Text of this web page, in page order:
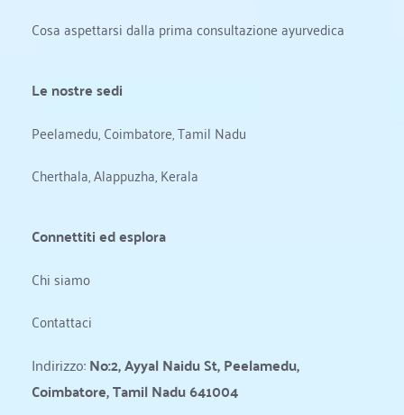
Cosa aspettarsi dalla prima consultazione ayurvedica
Le nostre sedi
Peelamedu, Coimbatore, Tamil Nadu
Cherthala, Alappuzha, Kerala
Connettiti ed esplora
Chi siamo
Contattaci
Indirizzo: No:2, Ayyal Naidu St, Peelamedu,
Coimbatore, Tamil Nadu 641004